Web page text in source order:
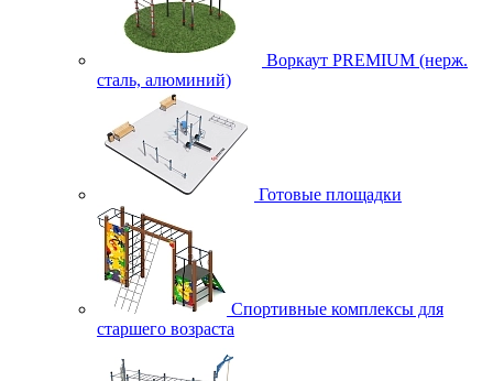
Воркаут PREMIUM (нерж.
сталь, алюминий)
Готовые площадки
Спортивные комплексы для
старшего возраста